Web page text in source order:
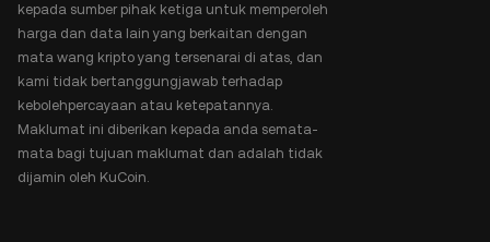
kepada sumber pihak ketiga untuk memperoleh
harga dan data lain yang berkaitan dengan
mata wang kripto yang tersenarai di atas, dan
kami tidak bertanggungjawab terhadap
kebolehpercayaan atau ketepatannya.
Maklumat ini diberikan kepada anda semata-
mata bagi tujuan maklumat dan adalah tidak
dijamin oleh KuCoin.